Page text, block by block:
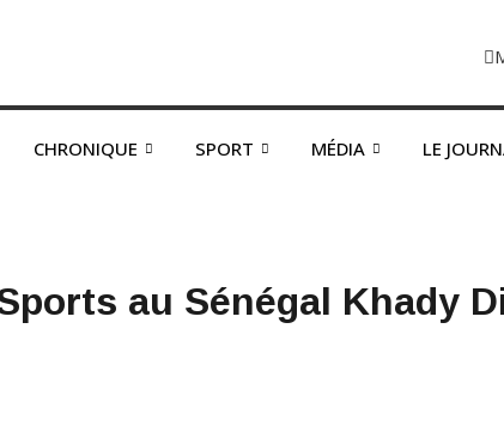
CHRONIQUE SPORT MÉDIA LE
au Sénégal Khady